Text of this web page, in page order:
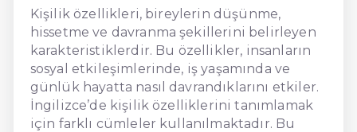
Kişilik özellikleri, bireylerin düşünme,
hissetme ve davranma şekillerini belirleyen
karakteristiklerdir. Bu özellikler, insanların
sosyal etkileşimlerinde, iş yaşamında ve
günlük hayatta nasıl davrandıklarını etkiler.
İngilizce’de kişilik özelliklerini tanımlamak
için farklı cümleler kullanılmaktadır. Bu